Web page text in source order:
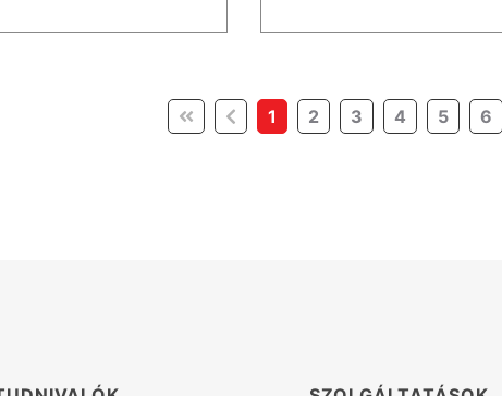
1 (current)
2 3 4 5 6